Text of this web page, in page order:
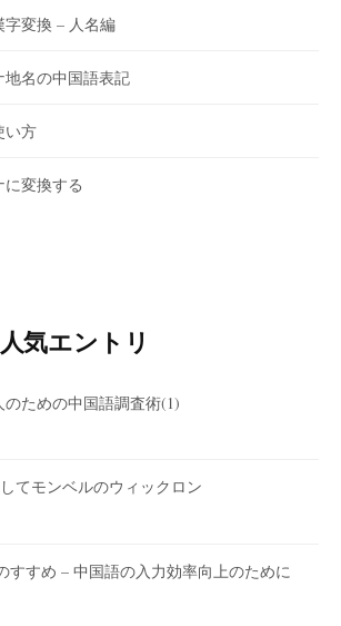
変換 – 人名編
名の中国語表記
い方
変換する
気エントリ
ための中国語調査術(1)
てモンベルのウィックロン
すすめ – 中国語の入力効率向上のために